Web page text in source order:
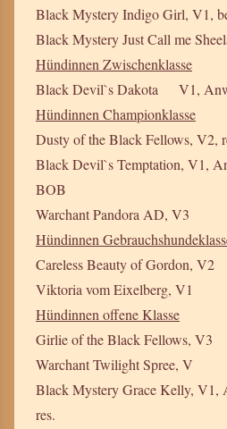
Black Mystery Indigo Girl, V1,
Black Mystery Just Call me
Hündinnen Zwischenklasse
Black Devil`s Dakota V1,
Hündinnen Championklasse
Dusty of the Black Fellows, V2,
Black Devil`s Temptation, V1,
BOB
Warchant Pandora AD, V3
Hündinnen
Careless Beauty of Gordon, V2
Viktoria vom Eixelberg, V1
Hündinnen offene Klasse
Girlie of the Black Fellows, V3
Warchant Twilight Spree, V
Black Mystery Grace Kelly,
res.